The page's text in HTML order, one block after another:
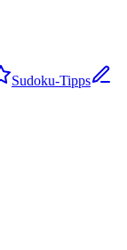
Sudoku-Tipps